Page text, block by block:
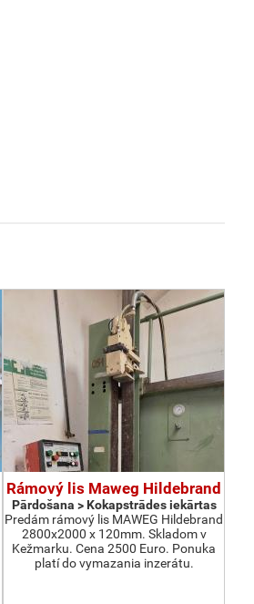
Rámový lis Maweg Hildebrand
Pārdošana > Kokapstrādes iekārtas
Predám rámový lis MAWEG Hildebrand
2800x2000 x 120mm. Skladom v
Kežmarku. Cena 2500 Euro. Ponuka
platí do vymazania inzerátu.